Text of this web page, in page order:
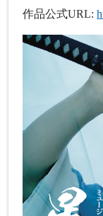
作品公式URL: